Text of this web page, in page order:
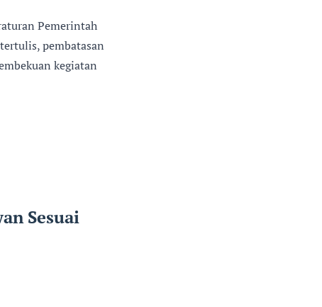
Pemerintah
pembatasan
kegiatan
Sesuai